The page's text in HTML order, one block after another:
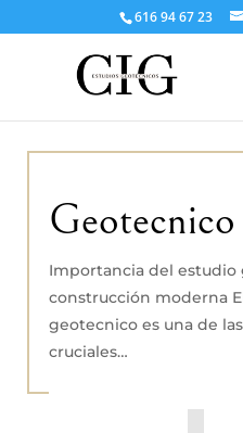
616 94 67 23
Geotecnico
Importancia del estudio
construcción moderna
geotecnico es una de
cruciales…